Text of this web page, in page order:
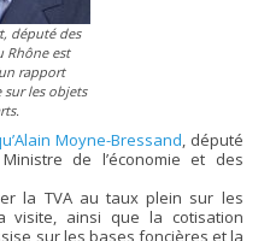
député des
Rhône est
rapport
les objets
Moyne-Bressand, député
de l’économie et des
la TVA au taux plein sur les
visite, ainsi que la cotisation
sur les bases foncières et la